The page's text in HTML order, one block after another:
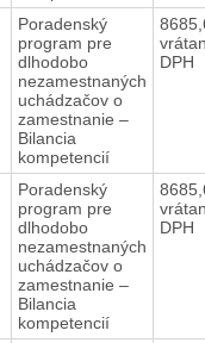
Poradenský
program pre
dlhodobo
nezamestnaných
uchádzačov o
zamestnanie –
Bilancia
kompetencií
DPH
Poradenský
program pre
dlhodobo
nezamestnaných
uchádzačov o
zamestnanie –
Bilancia
kompetencií
DPH